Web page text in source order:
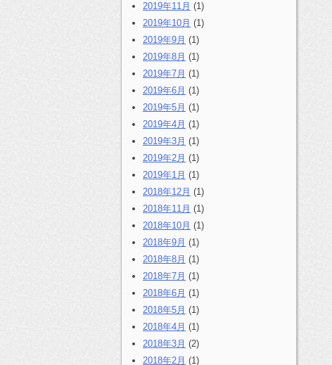
2019年11月 (1)
2019年10月 (1)
2019年9月 (1)
2019年8月 (1)
2019年7月 (1)
2019年6月 (1)
2019年5月 (1)
2019年4月 (1)
2019年3月 (1)
2019年2月 (1)
2019年1月 (1)
2018年12月 (1)
2018年11月 (1)
2018年10月 (1)
2018年9月 (1)
2018年8月 (1)
2018年7月 (1)
2018年6月 (1)
2018年5月 (1)
2018年4月 (1)
2018年3月 (2)
2018年2月 (1)